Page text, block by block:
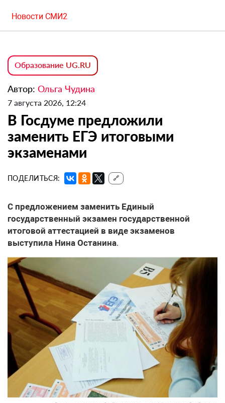
Новости СМИ2
Образование UG.RU
Автор: Ольга Чудина
7 августа 2026, 12:24
В Госдуме предложили
заменить ЕГЭ итоговыми
экзаменами
ПОДЕЛИТЬСЯ: 🔗
С предложением заменить Единый
государственный экзамен государственной
итоговой аттестацией в виде экзаменов
выступила Нина Останина.